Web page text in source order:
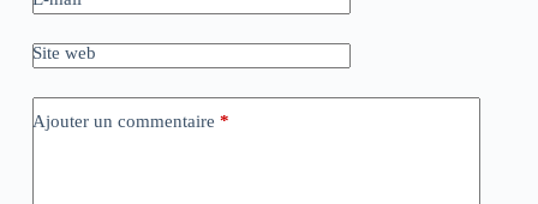
Site web
Ajouter un commentaire *